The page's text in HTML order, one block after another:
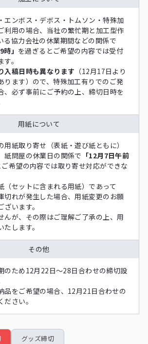
エンボス・デボス・トムソン・特殊加
利用の場合、当社の繁忙期と加工型作
る協力会社の休業期間などの関係で
」 を過ぎるとご希望の内容では受付
。
入稿日時も異なります （12月17日より
ります）ので、特殊加工有りでのご発
、必ず事前にご予約の上、締切日時を
用紙について
用紙取り寄せ（表紙・遊び紙ともに）
紙問屋の休業日の関係で 「12月7日午前
希望の内容では取り寄せ対応ができな
（セットに含まれる用紙）であって
切れが発生した場合、用紙変更のお願
います。
んが、その際はご理解ご了承の上、用
します。
その他
のため12月22日～28日合わせの締切設
品をご希望の場合、12月21日合わせの
さい。
グッズ締切